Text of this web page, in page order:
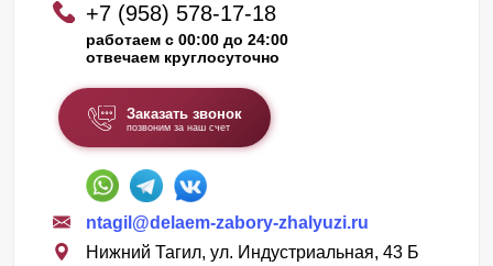
+7 (958) 578-17-18
работаем с 00:00 до 24:00
отвечаем круглосуточно
Заказать звонок
позвоним за наш счет
ntagil@delaem-zabory-zhalyuzi.ru
Нижний Тагил, ул. Индустриальная, 43 Б